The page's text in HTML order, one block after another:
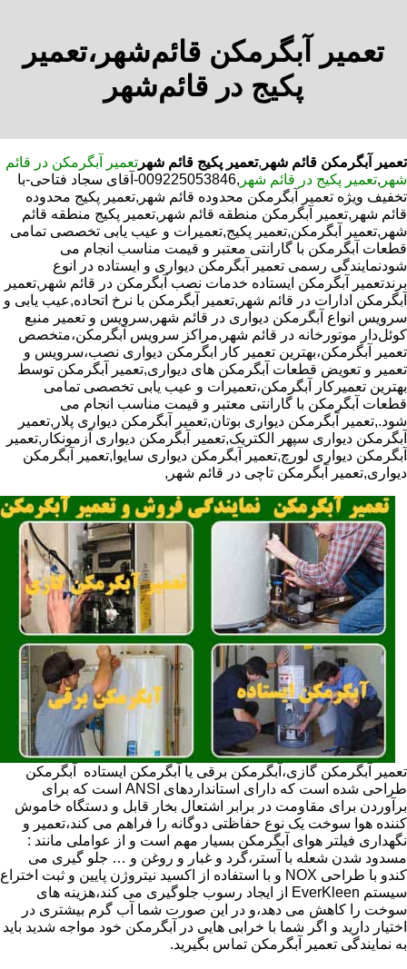
تعمیر آبگرمکن قائم‌شهر،تعمیر
پکیج در قائم‌شهر
تعمیر آبگرمکن قائم شهر ,تعمیر پکیج قائم شهر تعمیر آبگرمکن در قائم
شهر ,تعمیر پکیج در قائم شهر
,009225053846-آقای سجاد فتاحی-با
تخفیف ویژه تعمیر آبگرمکن محدوده قائم شهر,تعمیر پکیج محدوده
قائم شهر,تعمیر آبگرمکن منطقه قائم شهر,تعمیر پکیج منطقه قائم
شهر,تعمیر آبگرمکن,تعمیر پکیج,تعمیرات و عیب یابی تخصصی تمامی
قطعات آبگرمکن با گارانتی معتبر و قیمت مناسب انجام می
شودنمایندگی رسمی تعمیر آبگرمکن دیواری و ایستاده در انوع
برندتعمیر آبگرمکن ایستاده خدمات نصب آبگرمکن در قائم شهر,تعمیر
آبگرمکن ادارات در قائم شهر,تعمیر آبگرمکن با نرخ اتحاده,عیب یابی و
سرویس انواع آبگرمکن دیواری در قائم شهر,سرویس و تعمیر منبع
کوئل‌دار موتورخانه در قائم شهر,مراکز سرویس آبگرمکن،متخصص
تعمیر آبگرمکن،بهترین تعمیر کار ابگرمکن دیواری نصب،سرویس و
تعمیر و تعویض قطعات آبگرمکن های دیواری,تعمیر آبگرمکن توسط
بهترین تعمیرکار آبگرمکن،تعمیرات و عیب یابی تخصصی تمامی
قطعات آبگرمکن با گارانتی معتبر و قیمت مناسب انجام می
شود.,تعمیر آبگرمکن دیواری بوتان,تعمیر آبگرمکن دیواری پلار,تعمیر
آبگرمکن دیواری سپهر الکتریک,تعمیر آبگرمکن دیواری آزمونکار,تعمیر
آبگرمکن دیواری لورچ,تعمیر آبگرمکن دیواری سایوا,تعمیر آبگرمکن
دیواری,تعمیر آبگرمکن تاچی در قائم شهر,
تعمیر آبگرمکن گازی،آبگرمکن برقی یا آبگرمکن ایستاده ​ آبگرمکن
طراحی شده است که دارای استانداردهای ANSI است که برای
برآوردن برای مقاومت در برابر اشتعال بخار قابل و دستگاه خاموش
کننده هوا سوخت یک نوع حفاظتی دوگانه را فراهم می کند،تعمیر و
نگهداری فیلتر هوای آبگرمکن بسیار مهم است و از عواملی مانند :
مسدود شدن شعله با آستر،گرد و غبار و روغن و … جلو گیری می
کندو با طراحی NOX و با استفاده از اکسید نیتروژن پایین و ثبت اختراع
سیستم EverKleen از ایجاد رسوب جلوگیری می کند،هزینه های
سوخت را کاهش می دهد،و در این صورت شما آب گرم بیشتری در
اختیار دارید و اگر شما با خرابی هایی در آبگرمکن خود مواجه شدید باید
به نمایندگی تعمیر آبگرمکن تماس بگیرید.